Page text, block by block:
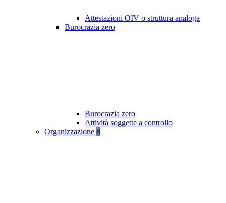
Attestazioni OIV o struttura analoga
Burocrazia zero
Burocrazia zero
Attività soggette a controllo
Organizzazione 8